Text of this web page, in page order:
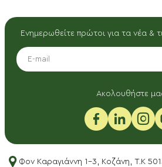
Ενημερωθείτε πρώτοι για τα νέα &
EMAIL
Aκολουθήστε
Φον Καραγιάννη 1-3, Κοζάνη, T.K